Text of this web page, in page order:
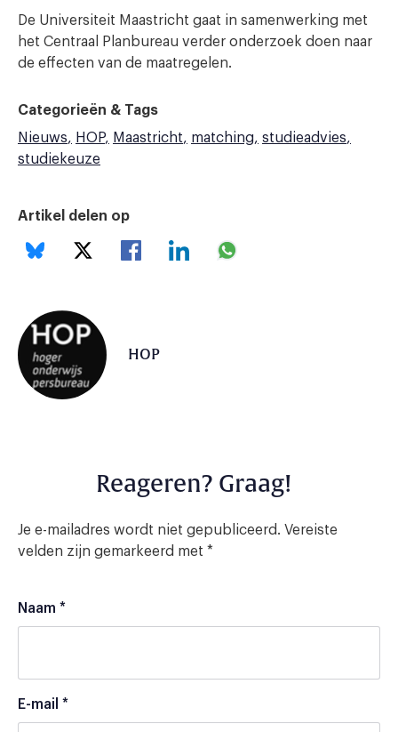
De Universiteit Maastricht gaat in samenwerking met
het Centraal Planbureau verder onderzoek doen naar
de effecten van de maatregelen.
Categorieën & Tags
Nieuws
HOP Maastricht matching
studieadvies
studiekeuze
Artikel delen op
HOP
Reageren? Graag!
Je e-mailadres wordt niet gepubliceerd. Vereiste
velden zijn gemarkeerd met *
Naam *
E-mail *